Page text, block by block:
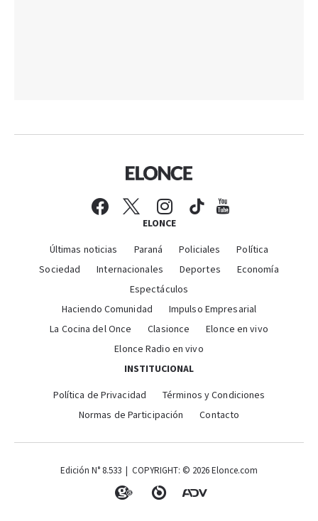
ELONCE
Últimas noticias Paraná Policiales
Política
Sociedad
Internacionales Deportes
Economía
Espectáculos
Haciendo Comunidad
Impulso Empresarial
La Cocina del Once
Clasionce
Elonce en vivo
Elonce Radio en vivo
INSTITUCIONAL
Política de Privacidad
Términos y Condiciones
Normas de Participación
Contacto
Edición N° 8.533 | COPYRIGHT: © 2026 Elonce.com